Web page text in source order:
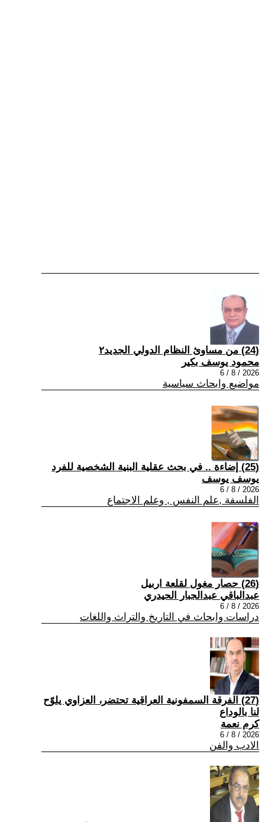
(24) من مساوئ النظام الدولي الجديد٢
محمود يوسف بكير
2026 / 8 / 6
مواضيع وابحاث سياسية
(25) إضاءة .. في بحث عقلية البنية الشخصية للفرد
يوسف يوسف
2026 / 8 / 6
الفلسفة ,علم النفس , وعلم الاجتماع
(26) حصار مغول لقلعة اربيل
عبدالباقي عبدالجبار الحيدري
2026 / 8 / 6
دراسات وابحاث في التاريخ والتراث واللغات
(27) الفرقة السمفونية العراقية تحتضر، العزاوي يلوّح
لنا بالوداع
كرم نعمة
2026 / 8 / 6
الادب والفن